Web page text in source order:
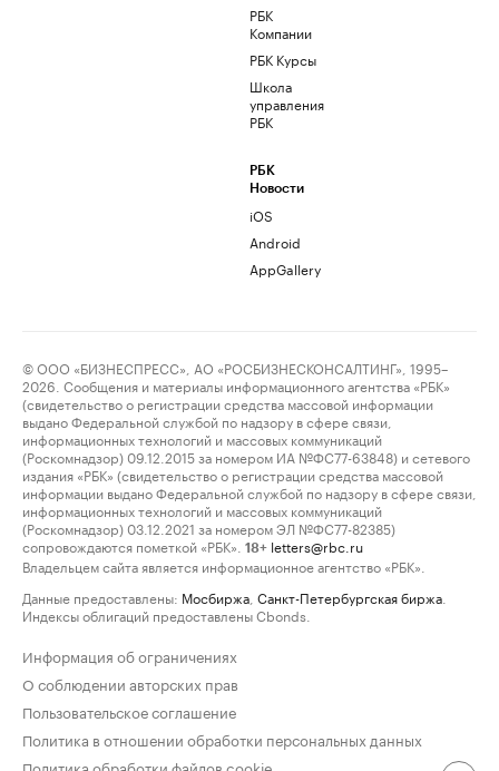
РБК
Компании
РБК Курсы
Школа
управления
РБК
РБК
Новости
iOS
Android
AppGallery
© ООО «БИЗНЕСПРЕСС», АО «РОСБИЗНЕСКОНСАЛТИНГ», 1995–
2026. Сообщения и материалы информационного агентства «РБК»
(свидетельство о регистрации средства массовой информации
выдано Федеральной службой по надзору в сфере связи,
информационных технологий и массовых коммуникаций
(Роскомнадзор) 09.12.2015 за номером ИА №ФС77-63848) и сетевого
издания «РБК» (свидетельство о регистрации средства массовой
информации выдано Федеральной службой по надзору в сфере связи,
информационных технологий и массовых коммуникаций
(Роскомнадзор) 03.12.2021 за номером ЭЛ №ФС77-82385)
сопровождаются пометкой «РБК».
18+ letters@rbc.ru
Владельцем сайта является информационное агентство «РБК».
Данные предоставлены: Мосбиржа Санкт-Петербургская биржа
Индексы облигаций предоставлены Cbonds.
Информация об ограничениях
О соблюдении авторских прав
Пользовательское соглашение
Политика в отношении обработки персональных данных